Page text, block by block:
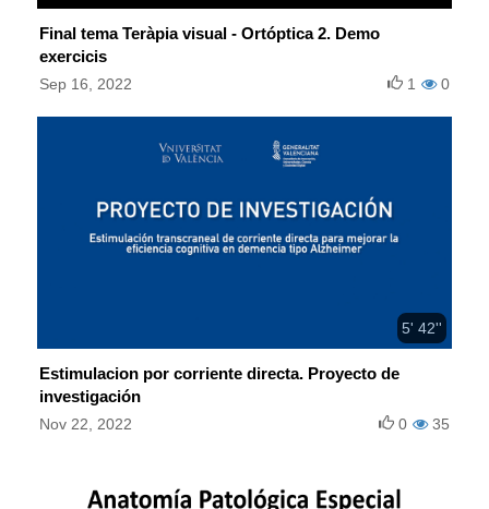
Final tema Teràpia visual - Ortóptica 2. Demo
exercicis
Sep 16, 2022 0
1
5' 42''
Estimulacion por corriente directa. Proyecto de
investigación
Nov 22, 2022 35
0